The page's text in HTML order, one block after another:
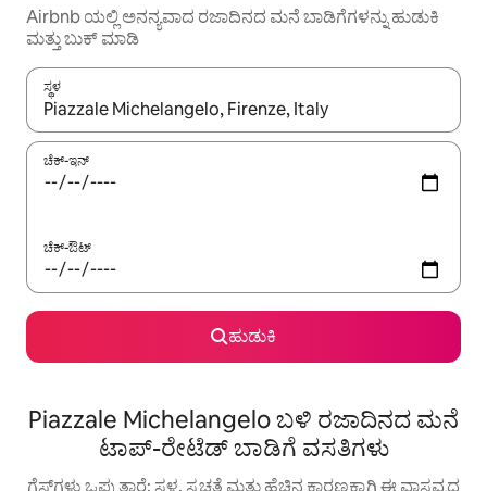
Airbnb ಯಲ್ಲಿ ಅನನ್ಯವಾದ ರಜಾದಿನದ ಮನೆ ಬಾಡಿಗೆಗಳನ್ನು ಹುಡುಕಿ
ಮತ್ತು ಬುಕ್ ಮಾಡಿ
ಸ್ಥಳ
ಫಲಿತಾಂಶಗಳು ಲಭ್ಯವಿರುವಾಗ, ಅಪ್ ಮತ್ತು ಡೌನ್ ಬಾಣದ ಕೀಲಿಗಳೊಂದಿಗೆ
ಚೆಕ್-ಇನ್
ಚೆಕ್-ಔಟ್
ಹುಡುಕಿ
Piazzale Michelangelo ಬಳಿ ರಜಾದಿನದ ಮನೆ
ಟಾಪ್-ರೇಟೆಡ್ ಬಾಡಿಗೆ ವಸತಿಗಳು
ಗೆಸ್ಟ್‌ಗಳು ಒಪ್ಪುತ್ತಾರೆ: ಸ್ಥಳ, ಸ್ವಚ್ಛತೆ ಮತ್ತು ಹೆಚ್ಚಿನ ಕಾರಣಕ್ಕಾಗಿ ಈ ವಾಸ್ತವ್ಯದ